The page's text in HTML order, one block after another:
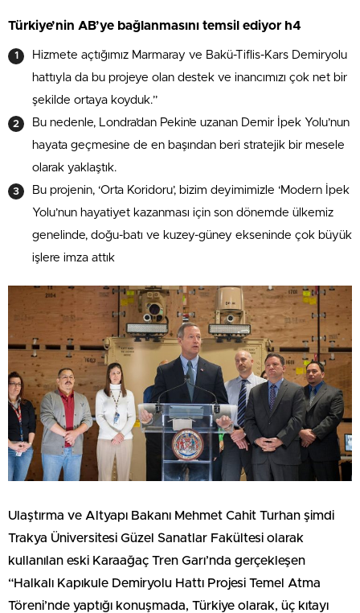
Türkiye’nin AB’ye bağlanmasını temsil ediyor h4
Hizmete açtığımız Marmaray ve Bakü-Tiflis-Kars Demiryolu
hattıyla da bu projeye olan destek ve inancımızı çok net bir
şekilde ortaya koyduk.”
Bu nedenle, Londra’dan Pekin’e uzanan Demir İpek Yolu’nun
hayata geçmesine de en başından beri stratejik bir mesele
olarak yaklaştık.
Bu projenin, ‘Orta Koridoru’, bizim deyimimizle ‘Modern İpek
Yolu’nun hayatiyet kazanması için son dönemde ülkemiz
genelinde, doğu-batı ve kuzey-güney ekseninde çok büyük
işlere imza attık
Ulaştırma ve Altyapı Bakanı Mehmet Cahit Turhan şimdi
Trakya Üniversitesi Güzel Sanatlar Fakültesi olarak
kullanılan eski Karaağaç Tren Garı’nda gerçekleşen
“Halkalı Kapıkule Demiryolu Hattı Projesi Temel Atma
Töreni’nde yaptığı konuşmada, Türkiye olarak, üç kıtayı